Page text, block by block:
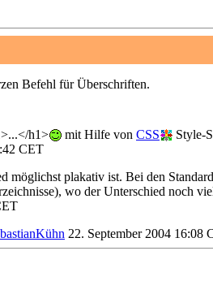
Befehl für Überschriften.
h1> mit Hilfe von CSS
Style-
CET
möglichst plakativ ist. Bei den
wo der Unterschied noch
22. September 2004 16:08